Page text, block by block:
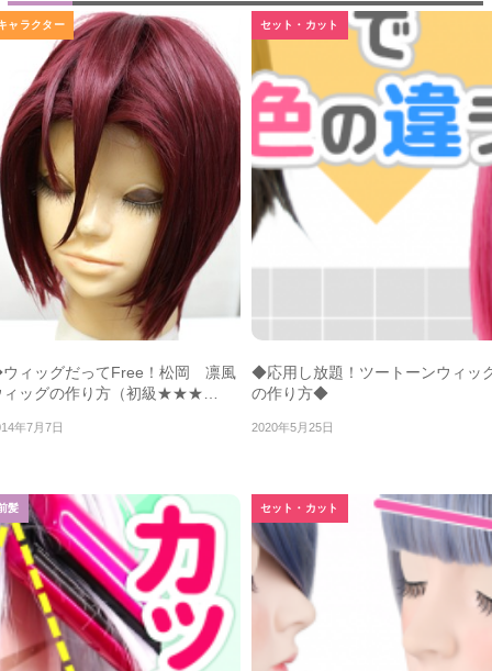
ャラクター
ィッグだってFree！松岡 凛風
ィッグの作り方（初級★★★…
年7月7日
セット・カット
◆応用し放題！ツートーンウィッ
の作り方◆
2020年5月25日
髪 セット・カット